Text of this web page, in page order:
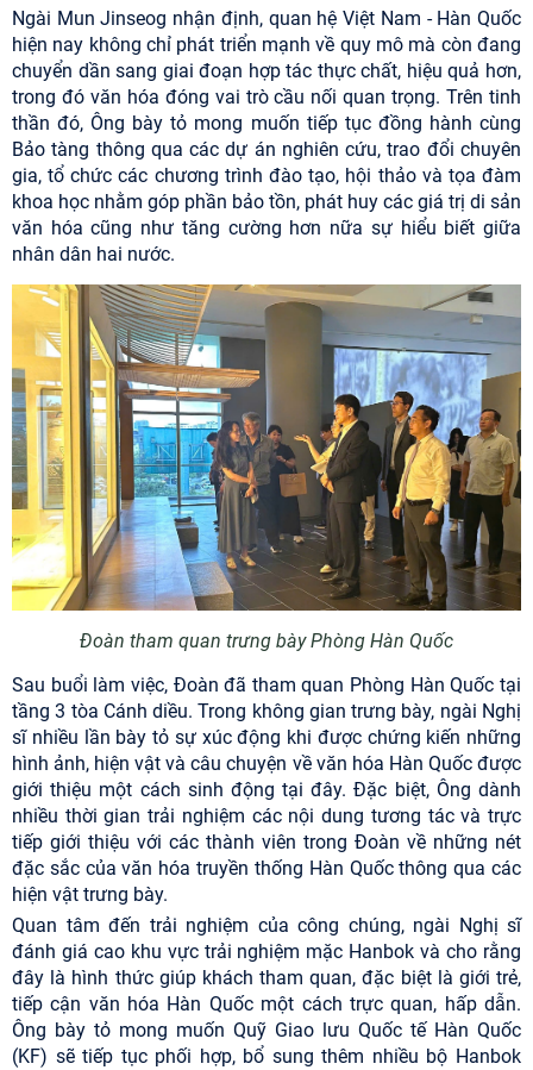
Ngài Mun Jinseog nhận định, quan hệ Việt Nam - Hàn Quốc
hiện nay không chỉ phát triển mạnh về quy mô mà còn đang
chuyển dần sang giai đoạn hợp tác thực chất, hiệu quả hơn,
trong đó văn hóa đóng vai trò cầu nối quan trọng. Trên tinh
thần đó, Ông bày tỏ mong muốn tiếp tục đồng hành cùng
Bảo tàng thông qua các dự án nghiên cứu, trao đổi chuyên
gia, tổ chức các chương trình đào tạo, hội thảo và tọa đàm
khoa học nhằm góp phần bảo tồn, phát huy các giá trị di sản
văn hóa cũng như tăng cường hơn nữa sự hiểu biết giữa
nhân dân hai nước.
Đoàn tham quan trưng bày Phòng Hàn Quốc
Sau buổi làm việc, Đoàn đã tham quan Phòng Hàn Quốc tại
tầng 3 tòa Cánh diều. Trong không gian trưng bày, ngài Nghị
sĩ nhiều lần bày tỏ sự xúc động khi được chứng kiến những
hình ảnh, hiện vật và câu chuyện về văn hóa Hàn Quốc được
giới thiệu một cách sinh động tại đây. Đặc biệt, Ông dành
nhiều thời gian trải nghiệm các nội dung tương tác và trực
tiếp giới thiệu với các thành viên trong Đoàn về những nét
đặc sắc của văn hóa truyền thống Hàn Quốc thông qua các
hiện vật trưng bày.
Quan tâm đến trải nghiệm của công chúng, ngài Nghị sĩ
đánh giá cao khu vực trải nghiệm mặc Hanbok và cho rằng
đây là hình thức giúp khách tham quan, đặc biệt là giới trẻ,
tiếp cận văn hóa Hàn Quốc một cách trực quan, hấp dẫn.
Ông bày tỏ mong muốn Quỹ Giao lưu Quốc tế Hàn Quốc
(KF) sẽ tiếp tục phối hợp, bổ sung thêm nhiều bộ Hanbok